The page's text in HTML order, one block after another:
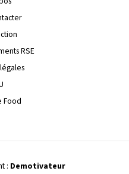
RSE
Food
: Demotivateur